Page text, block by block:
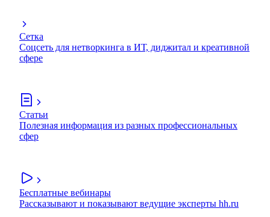
Сетка
Соцсеть для нетворкинга в ИТ, диджитал и креативной
сфере
Статьи
Полезная информация из разных профессиональных
сфер
Бесплатные вебинары
Рассказывают и показывают ведущие эксперты hh.ru